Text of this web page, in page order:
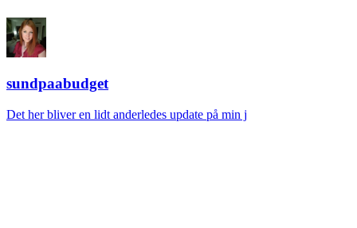
sundpaabudget
Det her bliver en lidt anderledes update på min j